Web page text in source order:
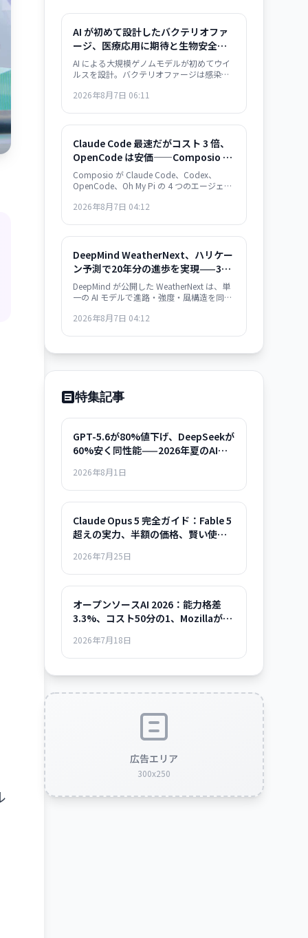
AI が初めて設計したバクテリオファ
ージ、医療応用に期待と生物安全保
障の懸念——感染症治療の新展開とリ
スク管理の課題
AI による大規模ゲノムモデルが初めてウイ
ルスを設計。バクテリオファージは感染症
AI がウイルス設計能力を獲得した衝撃は生
2026年8月7日 06:11
Claude Code 最速だがコスト 3 倍、
OpenCode は安価——Composio の
30 タスク実測が示すエージェント・
フレームワークの選択基準
Composio が Claude Code、Codex、
OpenCode、Oh My Pi の 4 つのエージェン
Code は 122 秒/タスクで最速だが $0.195/
か、用途で選別が必須。
2026年8月7日 04:12
DeepMind WeatherNext、ハリケー
ン予測で20年分の進歩を実現——3日
先の精度が従来の2日先と同等
DeepMind が公開した WeatherNext は、単
一の AI モデルで進路・強度・風構造を同時
と同等で、過去20年の気象学的進歩10年分
2026年8月7日 04:12
特集記事
GPT-5.6が80%値下げ、DeepSeekが
60%安く同性能——2026年夏のAIモ
2026年8月1日
Claude Opus 5 完全ガイド：Fable 5
超えの実力、半額の価格、賢い使い
2026年7月25日
オープンソースAI 2026：能力格差
3.3%、コスト50分の1、Mozillaが示
2026年7月18日
広告エリア
300x250